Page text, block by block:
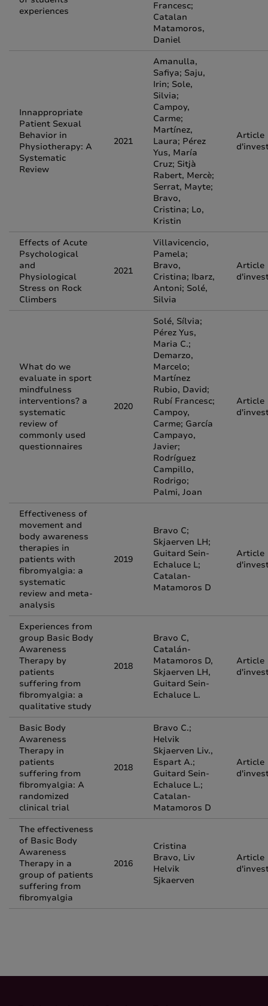
experiences
Francesc;
Catalan
Matamoros,
Daniel
Innappropriate
Patient Sexual
Behavior in
Physiotherapy: A
Systematic
Review
2021
Amanulla,
Safiya; Saju,
Irin; Sole,
Silvia;
Campoy,
Carme;
Martínez,
Laura; Pérez
Yus, María
Cruz; Sitjà
Rabert, Mercè;
Serrat, Mayte;
Bravo,
Cristina; Lo,
Kristin
Article
Effects of Acute
Psychological
and
Physiological
Stress on Rock
Climbers
2021
Villavicencio,
Pamela;
Bravo,
Cristina; Ibarz,
Antoni; Solé,
Silvia
Article
What do we
evaluate in sport
mindfulness
interventions? a
systematic
review of
commonly used
questionnaires
2020
Solé, Sílvia;
Pérez Yus,
Maria C.;
Demarzo,
Marcelo;
Martínez
Rubio, David;
Rubí Francesc;
Campoy,
Carme; García
Campayo,
Javier;
Rodríguez
Campillo,
Rodrigo;
Palmi, Joan
Article
Effectiveness of
movement and
body awareness
therapies in
patients with
fibromyalgia: a
systematic
review and meta-
analysis
2019
Bravo C;
Skjaerven LH;
Guitard Sein-
Echaluce L;
Catalan-
Matamoros D
Article
Experiences from
group Basic Body
Awareness
Therapy by
patients
suffering from
fibromyalgia: a
qualitative study
2018
Bravo C,
Catalán-
Matamoros D,
Skjaerven LH,
Guitard Sein-
Echaluce L.
Article
Basic Body
Awareness
Therapy in
patients
suffering from
fibromyalgia: A
randomized
clinical trial
2018
Bravo C.;
Helvik
Skjaerven Liv.,
Espart A.;
Guitard Sein-
Echaluce L.;
Catalan-
Matamoros D
Article
The effectiveness
of Basic Body
Awareness
Therapy in a
group of patients
suffering from
fibromyalgia
2016
Cristina
Bravo, Liv
Helvik
Sjkaerven
Article